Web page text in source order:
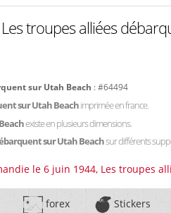
troupes alliées
sur Utah Beach : #64494
sur Utah Beachimprimée en france.
existe en plusieurs dimensions.
sur Utah Beachsur différents
le 6 juin 1944, Les troupes
forex Stickers